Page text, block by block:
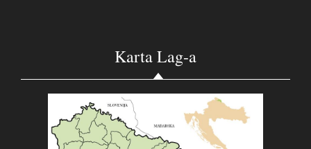
Karta Lag-a